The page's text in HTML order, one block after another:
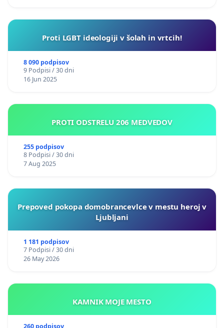
Proti LGBT ideologiji v šolah in vrtcih!
8 090 podpisov
9 Podpisi / 30 dni
16 Jun 2025
PROTI ODSTRELU 206 MEDVEDOV
255 podpisov
8 Podpisi / 30 dni
7 Aug 2025
Prepoved pokopa domobrancevlce v mestu heroj v
Ljubljani
1 181 podpisov
7 Podpisi / 30 dni
26 May 2026
KAMNIK MOJE MESTO